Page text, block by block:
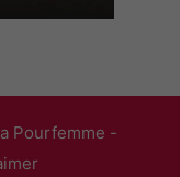
Pourfemme -